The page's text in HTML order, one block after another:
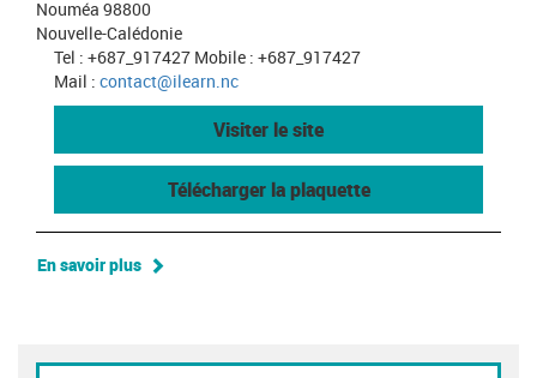
Nouméa 98800
Nouvelle-Calédonie
Tel : +687_917427 Mobile : +687_917427
Mail : contact@ilearn.nc
Visiter le site
Télécharger la plaquette
En savoir plus